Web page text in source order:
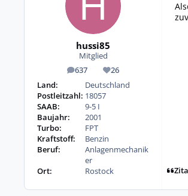
hussi85
Mitglied
637
Beiträge 26
Reputation
Land:
Deutschland
Postleitzahl: 18057
SAAB:
9-5 I
Baujahr:
2001
Turbo:
FPT
Kraftstoff:
Benzin
Beruf:
Anlagenmechanik
er
Ort:
Rostock